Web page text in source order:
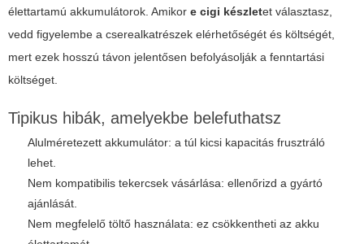
élettartamú akkumulátorok. Amikor e cigi készletet választasz,
vedd figyelembe a cserealkatrészek elérhetőségét és költségét,
mert ezek hosszú távon jelentősen befolyásolják a fenntartási
költséget.
Tipikus hibák, amelyekbe belefuthatsz
Alulméretezett akkumulátor: a túl kicsi kapacitás frusztráló
lehet.
Nem kompatibilis tekercsek vásárlása: ellenőrizd a gyártó
ajánlását.
Nem megfelelő töltő használata: ez csökkentheti az akku